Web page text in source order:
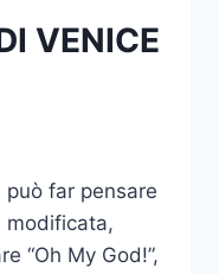
VENICE
far pensare
modificata,
“Oh My God!”,